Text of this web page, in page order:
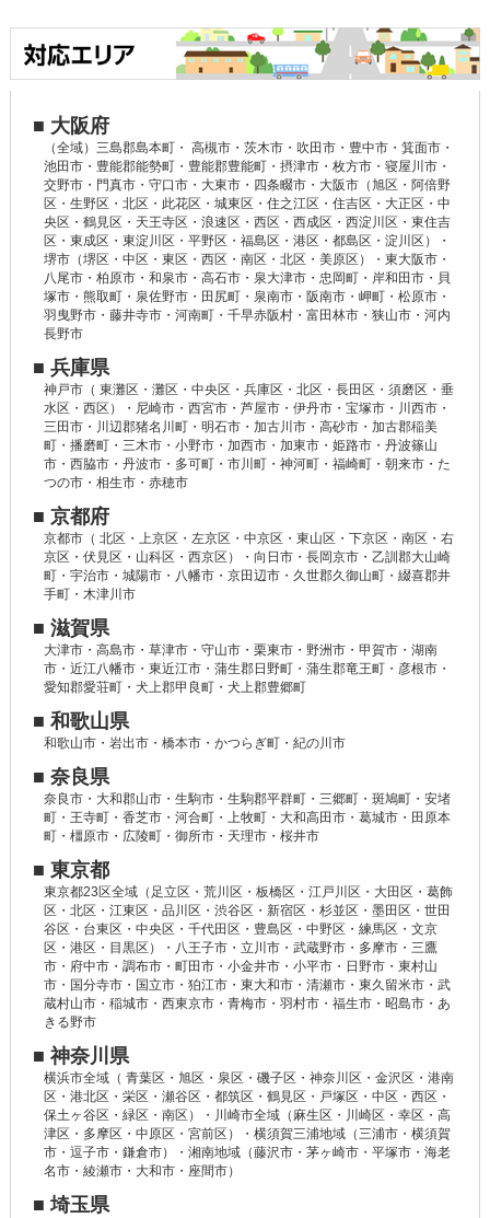
■ 大阪府
（全域）三島郡島本町・ 高槻市・茨木市・吹田市・豊中市・箕面市・
池田市・豊能郡能勢町・豊能郡豊能町・摂津市・枚方市・寝屋川市・
交野市・門真市・守口市・大東市・四条畷市・大阪市（旭区・阿倍野
区・生野区・北区・此花区・城東区・住之江区・住吉区・大正区・中
央区・鶴見区・天王寺区・浪速区・西区・西成区・西淀川区・東住吉
区・東成区・東淀川区・平野区・福島区・港区・都島区・淀川区）・
堺市（堺区・中区・東区・西区・南区・北区・美原区）・東大阪市・
八尾市・柏原市・和泉市・高石市・泉大津市・忠岡町・岸和田市・貝
塚市・熊取町・泉佐野市・田尻町・泉南市・阪南市・岬町・松原市・
羽曳野市・藤井寺市・河南町・千早赤阪村・富田林市・狭山市・河内
長野市
■ 兵庫県
神戸市（ 東灘区・灘区・中央区・兵庫区・北区・長田区・須磨区・垂
水区・西区）・尼崎市・西宮市・芦屋市・伊丹市・宝塚市・川西市・
三田市・川辺郡猪名川町・明石市・加古川市・高砂市・加古郡稲美
町・播磨町・三木市・小野市・加西市・加東市・姫路市・丹波篠山
市・西脇市・丹波市・多可町・市川町・神河町・福崎町・朝来市・た
つの市・相生市・赤穂市
■ 京都府
京都市（ 北区・上京区・左京区・中京区・東山区・下京区・南区・右
京区・伏見区・山科区・西京区）・向日市・長岡京市・乙訓郡大山崎
町・宇治市・城陽市・八幡市・京田辺市・久世郡久御山町・綴喜郡井
手町・木津川市
■ 滋賀県
大津市・高島市・草津市・守山市・栗東市・野洲市・甲賀市・湖南
市・近江八幡市・東近江市・蒲生郡日野町・蒲生郡竜王町・彦根市・
愛知郡愛荘町・犬上郡甲良町・犬上郡豊郷町
■ 和歌山県
和歌山市・岩出市・橋本市・かつらぎ町・紀の川市
■ 奈良県
奈良市・大和郡山市・生駒市・生駒郡平群町・三郷町・斑鳩町・安堵
町・王寺町・香芝市・河合町・上牧町・大和高田市・葛城市・田原本
町・橿原市・広陵町・御所市・天理市・桜井市
■ 東京都
東京都23区全域（足立区・荒川区・板橋区・江戸川区・大田区・葛飾
区・北区・江東区・品川区・渋谷区・新宿区・杉並区・墨田区・世田
谷区・台東区・中央区・千代田区・豊島区・中野区・練馬区・文京
区・港区・目黒区）・八王子市・立川市・武蔵野市・多摩市・三鷹
市・府中市・調布市・町田市・小金井市・小平市・日野市・東村山
市・国分寺市・国立市・狛江市・東大和市・清瀬市・東久留米市・武
蔵村山市・稲城市・西東京市・青梅市・羽村市・福生市・昭島市・あ
きる野市
■ 神奈川県
横浜市全域（ 青葉区・旭区・泉区・磯子区・神奈川区・金沢区・港南
区・港北区・栄区・瀬谷区・都筑区・鶴見区・戸塚区・中区・西区・
保土ヶ谷区・緑区・南区）・川崎市全域（麻生区・川崎区・幸区・高
津区・多摩区・中原区・宮前区）・横須賀三浦地域（三浦市・横須賀
市・逗子市・鎌倉市）・湘南地域（藤沢市・茅ヶ崎市・平塚市・海老
名市・綾瀬市・大和市・座間市）
■ 埼玉県